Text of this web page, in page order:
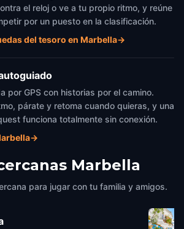
el reloj o ve a tu propio ritmo, y reúne
por un puesto en la clasificación.
del tesoro en Marbella→
por GPS con historias por el camino.
párate y retoma cuando quieras, y una
funciona totalmente sin conexión.
→
Marbella
para jugar con tu familia y amigos.